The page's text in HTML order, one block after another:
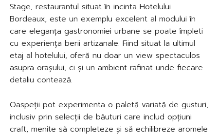
Stage, restaurantul situat în incinta Hotelului
Bordeaux, este un exemplu excelent al modului în
care eleganța gastronomiei urbane se poate împleti
cu experiența berii artizanale. Fiind situat la ultimul
etaj al hotelului, oferă nu doar un view spectaculos
asupra orașului, ci și un ambient rafinat unde fiecare
detaliu contează.
Oaspeții pot experimenta o paletă variată de gusturi,
inclusiv prin selecții de băuturi care includ opțiuni
craft, menite să completeze și să echilibreze aromele